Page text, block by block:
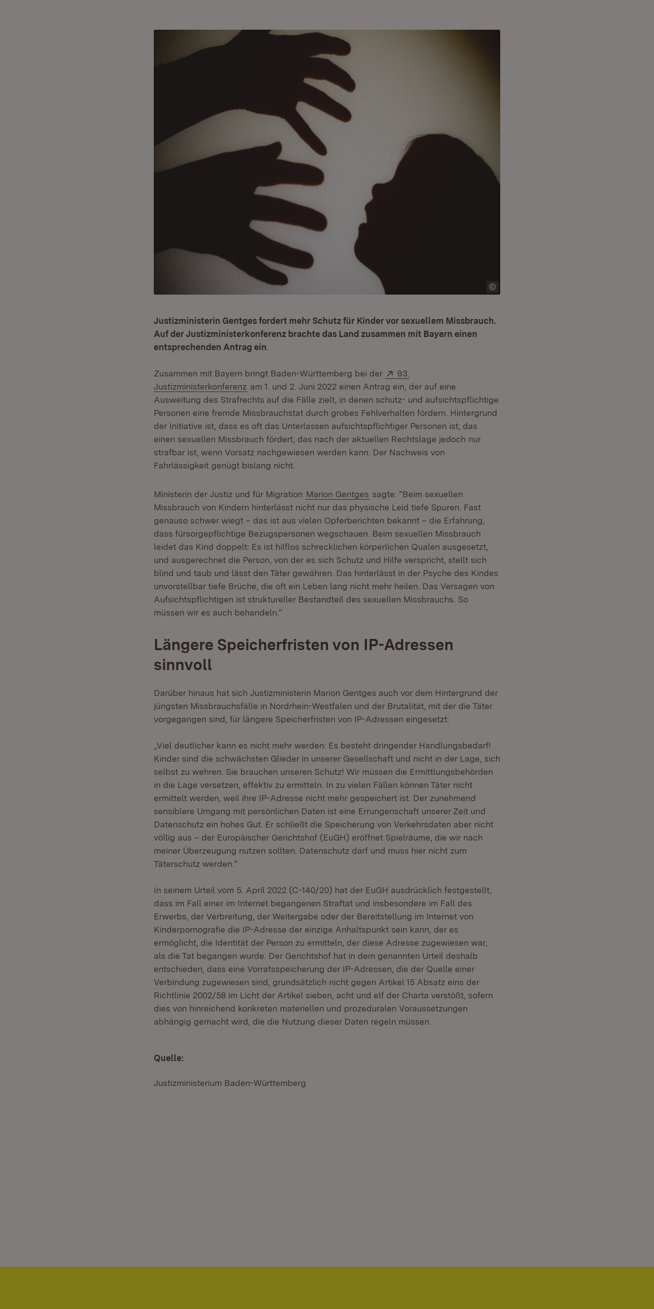
Justizministerin Gentges fordert mehr Schutz für Kinder vor sexuellem Missbrauch.
Auf der Justizministerkonferenz brachte das Land zusammen mit Bayern einen
entsprechenden Antrag ein
Zusammen mit Bayern bringt Baden-Württemberg bei der Extern:
93.
Justizministerkonferenz (Öffnet in neuem Fenster)
am 1. und 2. Juni 2022 einen Antrag ein, der auf eine
Ausweitung des Strafrechts auf die Fälle zielt, in denen schutz- und aufsichtspflichtige
Personen eine fremde Missbrauchstat durch grobes Fehlverhalten fördern. Hintergrund
der Initiative ist, dass es oft das Unterlassen aufsichtspflichtiger Personen ist, das
einen sexuellen Missbrauch fördert, das nach der aktuellen Rechtslage jedoch nur
strafbar ist, wenn Vorsatz nachgewiesen werden kann. Der Nachweis von
Fahrlässigkeit genügt bislang nicht.
Ministerin der Justiz und für Migration Marion Gentges sagte: "Beim sexuellen
Missbrauch von Kindern hinterlässt nicht nur das physische Leid tiefe Spuren. Fast
genauso schwer wiegt – das ist aus vielen Opferberichten bekannt – die Erfahrung,
dass fürsorgepflichtige Bezugspersonen wegschauen. Beim sexuellen Missbrauch
leidet das Kind doppelt: Es ist hilflos schrecklichen körperlichen Qualen ausgesetzt,
und ausgerechnet die Person, von der es sich Schutz und Hilfe verspricht, stellt sich
blind und taub und lässt den Täter gewähren. Das hinterlässt in der Psyche des Kindes
unvorstellbar tiefe Brüche, die oft ein Leben lang nicht mehr heilen. Das Versagen von
Aufsichtspflichtigen ist struktureller Bestandteil des sexuellen Missbrauchs. So
müssen wir es auch behandeln.“
Längere Speicherfristen von IP-Adressen
sinnvoll
Darüber hinaus hat sich Justizministerin Marion Gentges auch vor dem Hintergrund der
jüngsten Missbrauchsfälle in Nordrhein-Westfalen und der Brutalität, mit der die Täter
vorgegangen sind, für längere Speicherfristen von IP-Adressen eingesetzt:
„Viel deutlicher kann es nicht mehr werden: Es besteht dringender Handlungsbedarf!
Kinder sind die schwächsten Glieder in unserer Gesellschaft und nicht in der Lage, sich
selbst zu wehren. Sie brauchen unseren Schutz! Wir müssen die Ermittlungsbehörden
in die Lage versetzen, effektiv zu ermitteln. In zu vielen Fällen können Täter nicht
ermittelt werden, weil ihre IP-Adresse nicht mehr gespeichert ist. Der zunehmend
sensiblere Umgang mit persönlichen Daten ist eine Errungenschaft unserer Zeit und
Datenschutz ein hohes Gut. Er schließt die Speicherung von Verkehrsdaten aber nicht
völlig aus – der Europäischer Gerichtshof (EuGH) eröffnet Spielräume, die wir nach
meiner Überzeugung nutzen sollten. Datenschutz darf und muss hier nicht zum
Täterschutz werden."
In seinem Urteil vom 5. April 2022 (C-140/20) hat der EuGH ausdrücklich festgestellt,
dass im Fall einer im Internet begangenen Straftat und insbesondere im Fall des
Erwerbs, der Verbreitung, der Weitergabe oder der Bereitstellung im Internet von
Kinderpornografie die IP-Adresse der einzige Anhaltspunkt sein kann, der es
ermöglicht, die Identität der Person zu ermitteln, der diese Adresse zugewiesen war,
als die Tat begangen wurde. Der Gerichtshof hat in dem genannten Urteil deshalb
entschieden, dass eine Vorratsspeicherung der IP-Adressen, die der Quelle einer
Verbindung zugewiesen sind, grundsätzlich nicht gegen Artikel 15 Absatz eins der
Richtlinie 2002/58 im Licht der Artikel sieben, acht und elf der Charta verstößt, sofern
dies von hinreichend konkreten materiellen und prozeduralen Voraussetzungen
abhängig gemacht wird, die die Nutzung dieser Daten regeln müssen.
Quelle:
Justizministerium Baden-Württemberg